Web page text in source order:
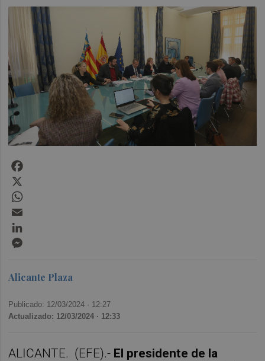
Alicante Plaza
Publicado: 12/03/2024 · 12:27
Actualizado: 12/03/2024 · 12:33
ALICANTE. (EFE).- El presidente de la